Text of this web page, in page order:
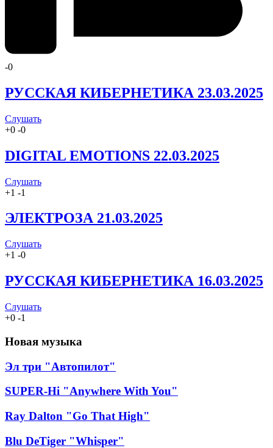
-0
РУССКАЯ КИБЕРНЕТИКА 23.03.2025
Слушать
+0 -0
DIGITAL EMOTIONS 22.03.2025
Слушать
+1 -1
ЭЛЕКТРОЗА 21.03.2025
Слушать
+1 -0
РУССКАЯ КИБЕРНЕТИКА 16.03.2025
Слушать
+0 -1
Новая музыка
Эл три "Автопилот"
SUPER-Hi "Anywhere With You"
Ray Dalton "Go That High"
Blu DeTiger "Whisper"